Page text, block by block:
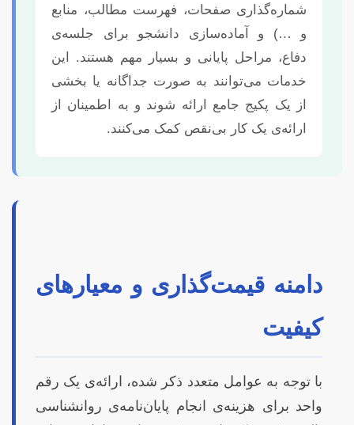
شماره‌گذاری صفحات، فهرست مطالب، منابع
و …) و آماده‌سازی دانشجو برای جلسه‌ی
دفاع، مراحل پایانی و بسیار مهم هستند. این
خدمات می‌توانند به صورت جداگانه یا بخشی
از یک پکیج جامع ارائه شوند و به اطمینان از
ارائه‌ی یک کار بی‌نقص کمک می‌کنند.
دامنه قیمت‌گذاری و معیارهای
کیفیت
با توجه به عوامل متعدد ذکر شده، ارائه‌ی یک رقم
واحد برای هزینه‌ی انجام پایان‌نامه‌ی روانشناسی